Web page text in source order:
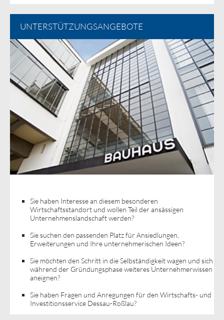
UNTERSTÜTZUNGSANGEBOTE
Sie haben Interesse an diesem besonderen
Wirtschaftsstandort und wollen Teil der ansässigen
Unternehmenslandschaft werden?
Sie suchen den passenden Platz für Ansiedlungen,
Erweiterungen und Ihre unternehmerischen Ideen?
Sie möchten den Schritt in die Selbständigkeit wagen und sich
während der Gründungsphase weiteres Unternehmerwissen
aneignen?
Sie haben Fragen und Anregungen für den Wirtschafts- und
Investitionsservice Dessau-Roßlau?